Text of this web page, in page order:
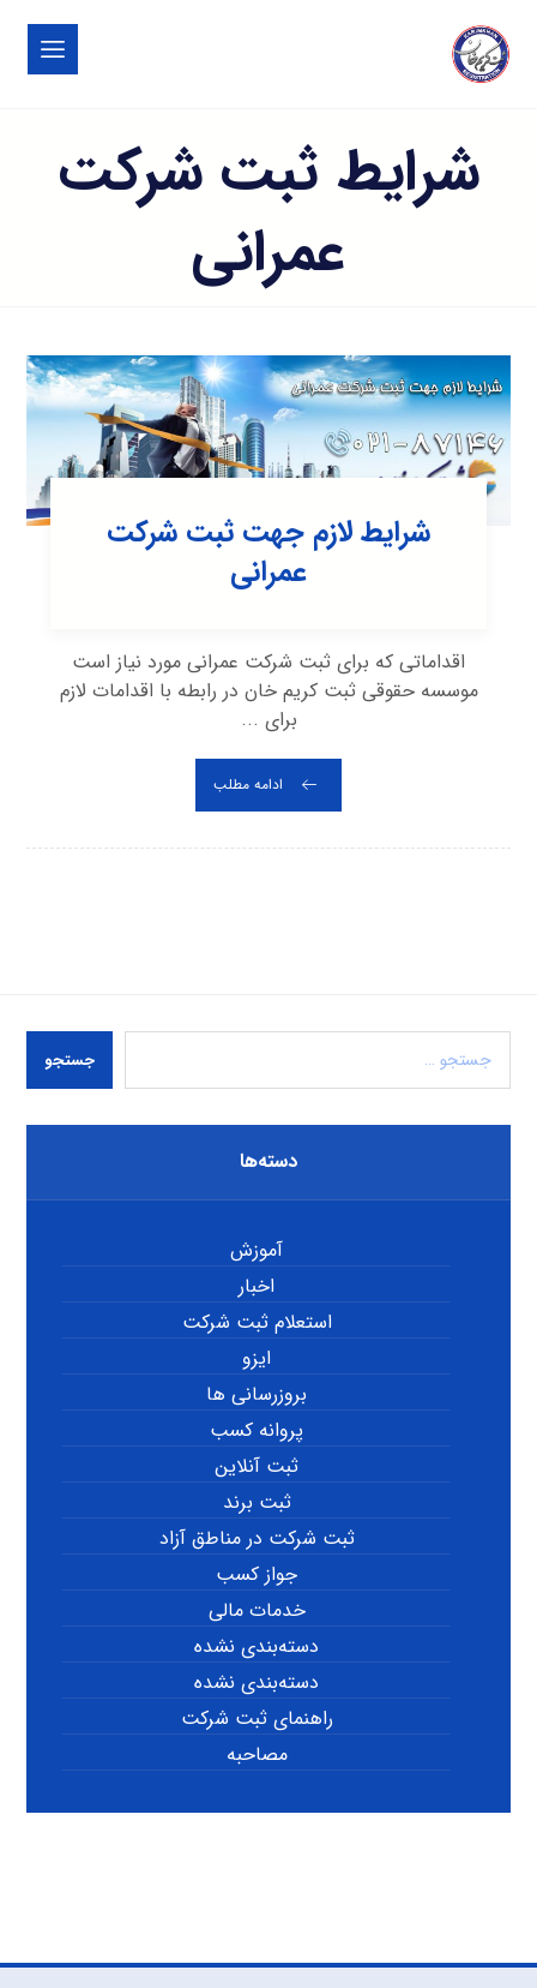
شرایط ثبت شرکت
عمرانی
شرایط لازم جهت ثبت شرکت
عمرانی
اقداماتی که برای ثبت شرکت عمرانی مورد نیاز است
موسسه حقوقی ثبت کریم خان در رابطه با اقدامات لازم
برای ...
ادامه مطلب
جستجو
دسته‌ها
آموزش
اخبار
استعلام ثبت شرکت
ایزو
بروزرسانی ها
پروانه کسب
ثبت آنلاین
ثبت برند
ثبت شرکت در مناطق آزاد
جواز کسب
خدمات مالی
دسته‌بندی نشده
دسته‌بندی نشده
راهنمای ثبت شرکت
مصاحبه